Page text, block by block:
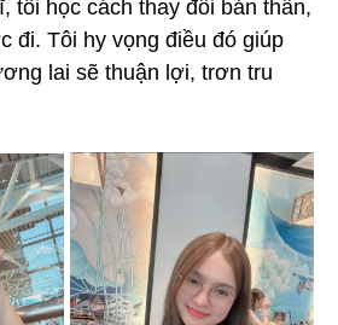
tôi học cách thay đổi bản thân,
đi. Tôi hy vọng điều đó giúp
lai sẽ thuận lợi, trơn tru